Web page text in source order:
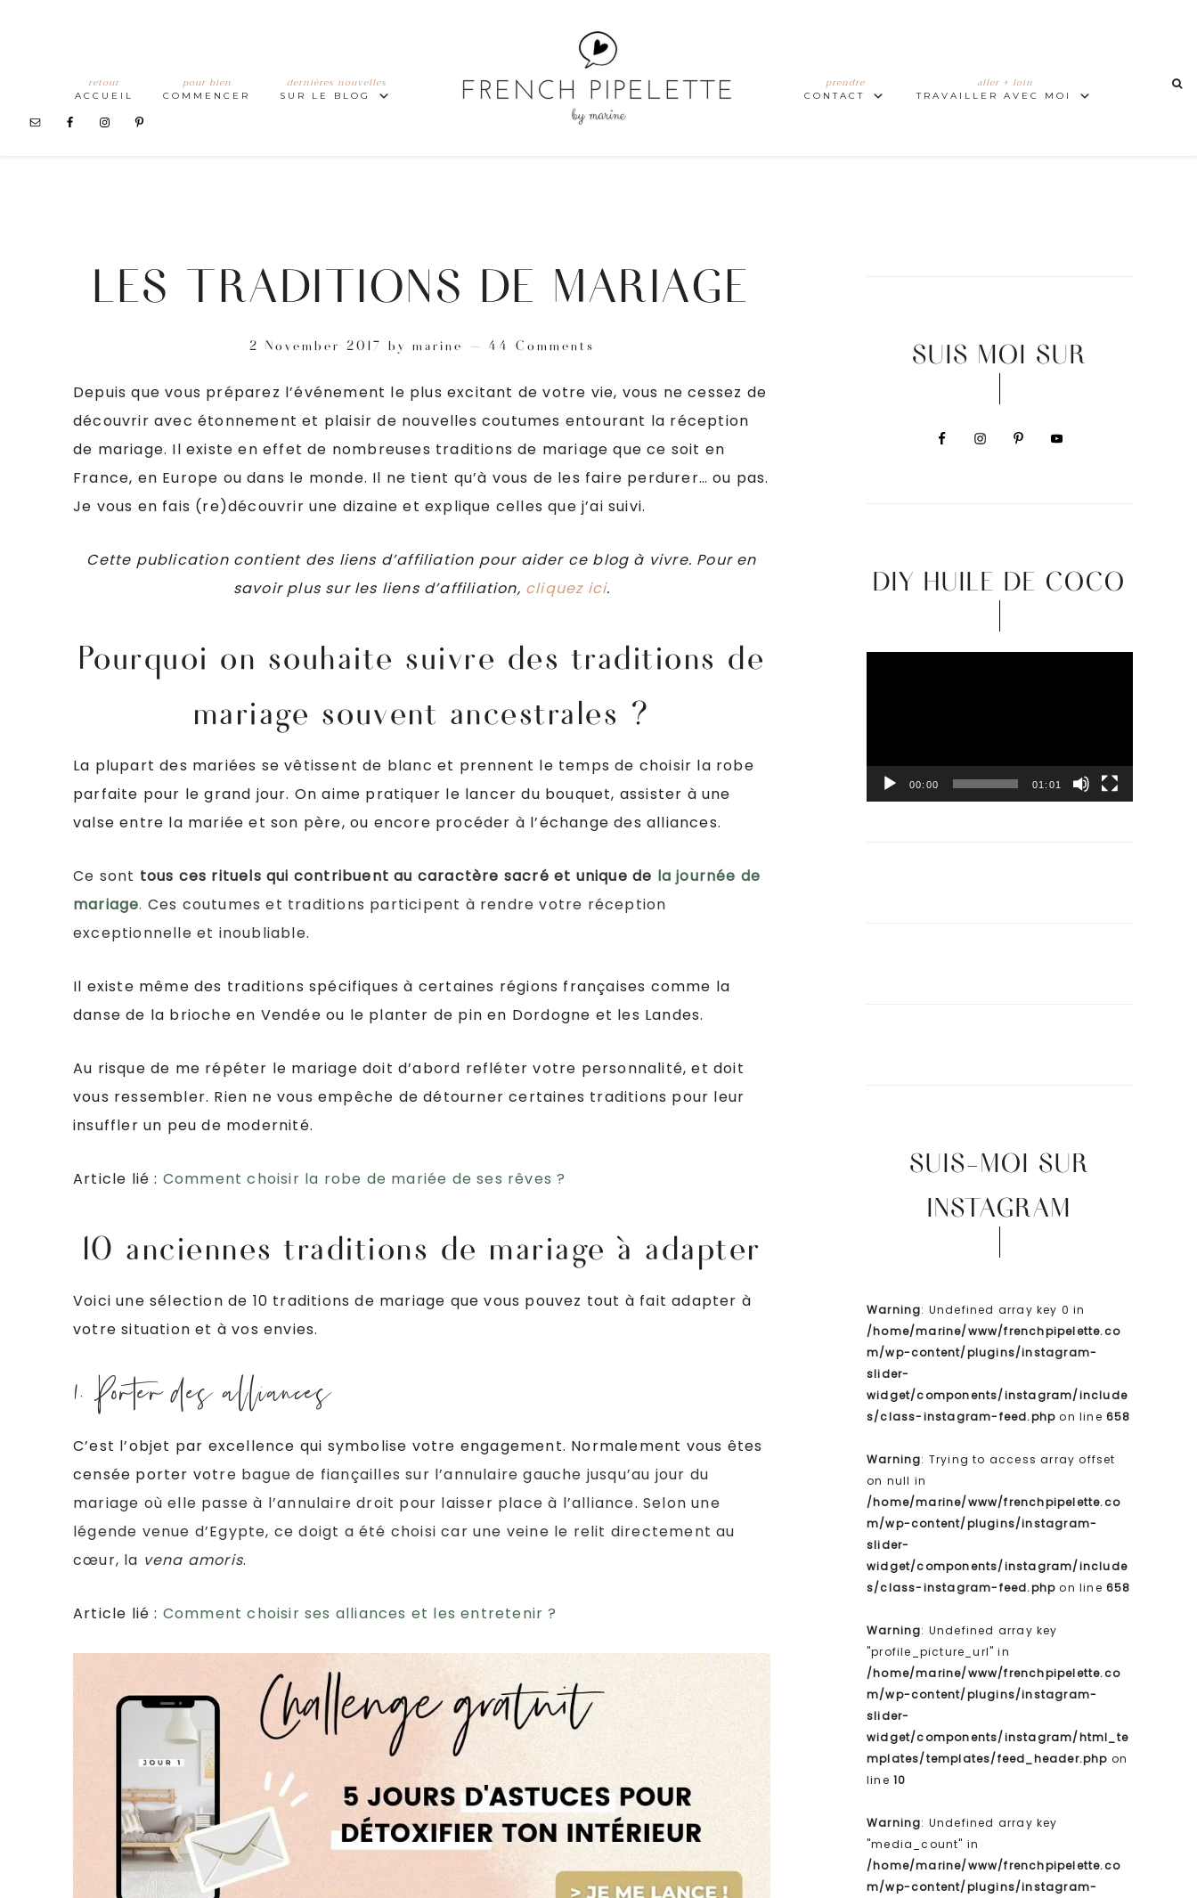
retour
ACCUEIL
pour bien
COMMENCER
dernières nouvelles
SUR LE BLOG
prendre
CONTACT
aller + loin
TRAVAILLER AVEC MOI
LES TRADITIONS DE MARIAGE
2 November 2017 by marine 44 Comments
Depuis que vous préparez l’événement le plus excitant de votre vie, vous ne cessez de
découvrir avec étonnement et plaisir de nouvelles coutumes entourant la réception
de mariage. Il existe en effet de nombreuses traditions de mariage que ce soit en
France, en Europe ou dans le monde. Il ne tient qu’à vous de les faire perdurer… ou pas.
Je vous en fais (re)découvrir une dizaine et explique celles que j’ai suivi.
Cette publication contient des liens d’affiliation pour aider ce blog à vivre. Pour en
savoir plus sur les liens d’affiliation, cliquez ici.
Pourquoi on souhaite suivre des traditions de
mariage souvent ancestrales ?
La plupart des mariées se vêtissent de blanc et prennent le temps de choisir la robe
parfaite pour le grand jour. On aime pratiquer le lancer du bouquet, assister à une
valse entre la mariée et son père, ou encore procéder à l’échange des alliances.
Ce sont tous ces rituels qui contribuent au caractère sacré et unique de la journée de
mariage. Ces coutumes et traditions participent à rendre votre réception
exceptionnelle et inoubliable.
Il existe même des traditions spécifiques à certaines régions françaises comme la
danse de la brioche en Vendée ou le planter de pin en Dordogne et les Landes.
Au risque de me répéter le mariage doit d’abord refléter votre personnalité, et doit
vous ressembler. Rien ne vous empêche de détourner certaines traditions pour leur
insuffler un peu de modernité.
Article lié : Comment choisir la robe de mariée de ses rêves ?
10 anciennes traditions de mariage à adapter
Voici une sélection de 10 traditions de mariage que vous pouvez tout à fait adapter à
votre situation et à vos envies.
1. Porter des alliances
C’est l’objet par excellence qui symbolise votre engagement. Normalement vous êtes
censée porter votre bague de fiançailles sur l’annulaire gauche jusqu’au jour du
mariage où elle passe à l’annulaire droit pour laisser place à l’alliance. Selon une
légende venue d’Egypte, ce doigt a été choisi car une veine le relit directement au
cœur, la vena amoris.
Article lié : Comment choisir ses alliances et les entretenir ?
SUIS MOI SUR
DIY HUILE DE COCO
00:00 01:01
SUIS-MOI SUR
INSTAGRAM
Warning: Undefined array key 0 in
/home/marine/www/frenchpipelette.co
m/wp-content/plugins/instagram-
slider-
widget/components/instagram/include
s/class-instagram-feed.php on line 658
Warning: Trying to access array offset
on null in
/home/marine/www/frenchpipelette.co
m/wp-content/plugins/instagram-
slider-
widget/components/instagram/include
s/class-instagram-feed.php on line 658
Warning: Undefined array key
"profile_picture_url" in
/home/marine/www/frenchpipelette.co
m/wp-content/plugins/instagram-
slider-
widget/components/instagram/html_te
mplates/templates/feed_header.php on
line 10
Warning: Undefined array key
"media_count" in
/home/marine/www/frenchpipelette.co
m/wp-content/plugins/instagram-